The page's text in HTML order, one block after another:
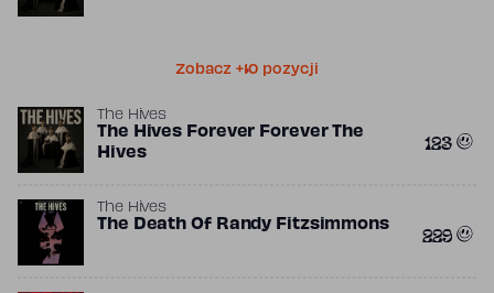
Zobacz +10 pozycji
The Hives
The Hives Forever Forever The
Hives
123
The Hives
The Death Of Randy Fitzsimmons 229